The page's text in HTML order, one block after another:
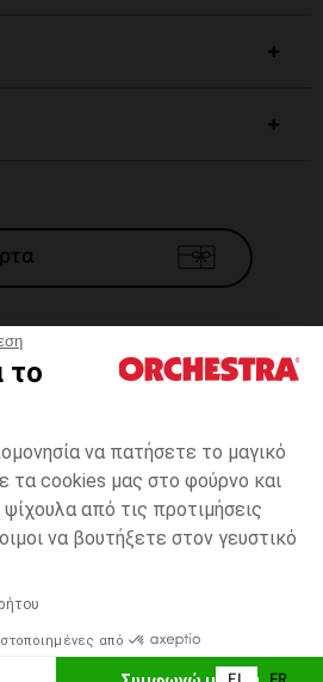
το
να πατήσετε το μαγικό
τα cookies μας στο φούρνο και
από τις προτιμήσεις
να βουτήξετε στον γευστικό
από
6
πληρωμής με
ΜΕΓΕΘΟΥΣ
'Οροι Πώλησης
προσφορες
δεδομένα
των cookies
μη συμμορφούμενη
κωδικά δεοντολογίας και στο σύστημα
Ομοσπονδίας Ηλεκτρονικού Εμπορίου.